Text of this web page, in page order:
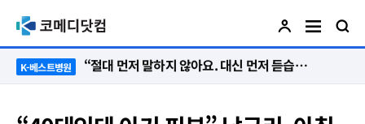
K-베스트병원 “절대 먼저 말하지 않아요. 대신 먼저 듣습니다”